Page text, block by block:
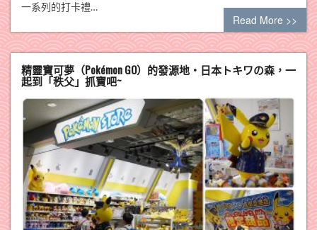
一系列的打卡禮…
Read More >>
精靈寶可夢（Pokémon GO）的發源地‧日本トキワの森，一
起到「秩父」抓寶吧~